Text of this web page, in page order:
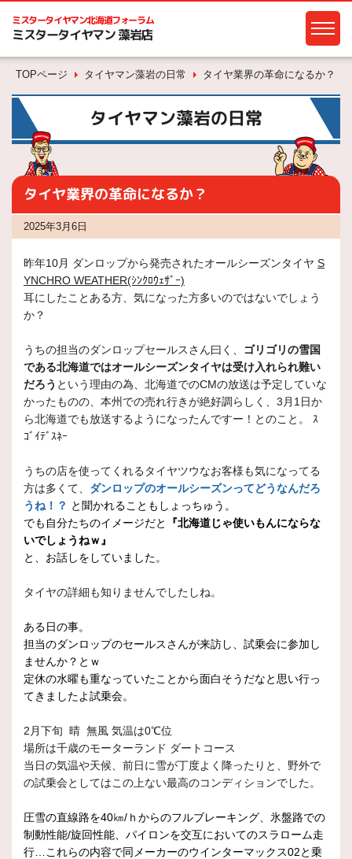
ミスタータイヤマン北海道フォーラム
ミスタータイヤマン 藻岩店
TOPページ タイヤマン藻岩の日常 タイヤ業界の革命になるか？
タイヤマン藻岩の日常
タイヤ業界の革命になるか？
2025年3月6日
昨年10月 ダンロップから発売されたオールシーズンタイヤ S
YNCHRO WEATHER(ｼﾝｸﾛｳｪｻﾞｰ)
耳にしたことある方、気になった方多いのではないでしょう
か？
うちの担当のダンロップセールスさん曰く、
ゴリゴリの雪国
である北海道ではオールシーズンタイヤは受け入れられ難い
だろう という理由の為、北海道でのCMの放送は予定していな
かったものの、本州での売れ行きが絶好調らしく、3月1日か
ら北海道でも放送するようになったんですー！とのこと。 ｽ
ｺﾞｲﾃﾞｽﾈｰ
うちの店を使ってくれるタイヤツウなお客様も気になってる
方は多くて、 ダンロップのオールシーズンってどうなんだろ
うね！？ と聞かれることもしょっちゅう。
でも自分たちのイメージだと
『北海道じゃ使いもんにならな
いでしょうねｗ』
と、お話しをしていました。
タイヤの詳細も知りませんでしたしね。
ある日の事。
担当のダンロップのセールスさんが来訪し、試乗会に参加し
ませんか？とｗ
定休の水曜も重なっていたことから面白そうだなと思い行っ
てきましたよ試乗会。
2月下旬 晴 無風 気温は0℃位
場所は千歳のモーターランド ダートコース
当日の気温や天候、前日に雪が丁度よく降ったりと、野外で
の試乗会としてはこの上ない最高のコンディションでした。
圧雪の直線路を40㎞/ｈからのフルブレーキング、氷盤路での
制動性能/旋回性能、パイロンを交互においてのスラローム走
行…これらの内容で同メーカーのウインターマックス02と乗